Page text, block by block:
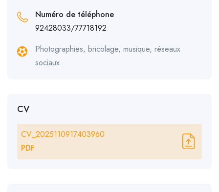
Numéro de téléphone
92428033/77718192
Photographies, bricolage, musique, réseaux
sociaux
CV
CV_2025110917403960
PDF